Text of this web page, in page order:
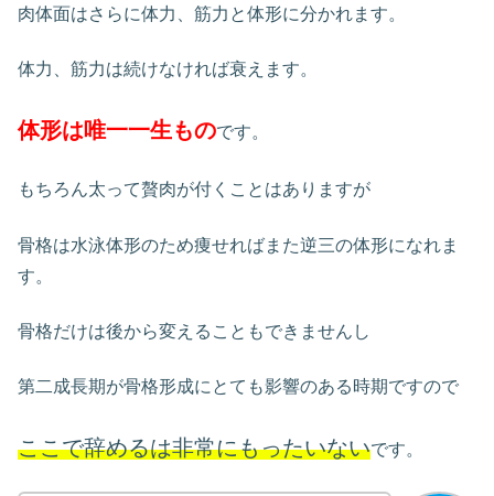
肉体面はさらに体力、筋力と体形に分かれます。
体力、筋力は続けなければ衰えます。
体形は唯一一生ものです。
もちろん太って贅肉が付くことはありますが
骨格は水泳体形のため痩せればまた逆三の体形になれま
す。
骨格だけは後から変えることもできませんし
第二成長期が骨格形成にとても影響のある時期ですので
ここで辞めるは非常にもったいないです。